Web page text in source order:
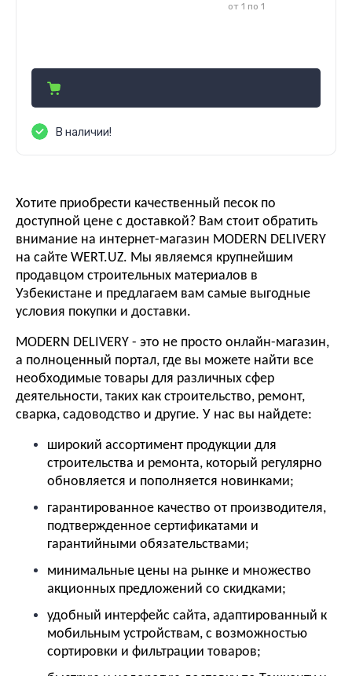
от 1 по 1
В наличии!
Хотите приобрести качественный песок по
доступной цене с доставкой? Вам стоит обратить
внимание на интернет-магазин MODERN DELIVERY
на сайте WERT.UZ. Мы являемся крупнейшим
продавцом строительных материалов в
Узбекистане и предлагаем вам самые выгодные
условия покупки и доставки.
MODERN DELIVERY - это не просто онлайн-магазин,
а полноценный портал, где вы можете найти все
необходимые товары для различных сфер
деятельности, таких как строительство, ремонт,
сварка, садоводство и другие. У нас вы найдете:
широкий ассортимент продукции для
строительства и ремонта, который регулярно
обновляется и пополняется новинками;
гарантированное качество от производителя,
подтвержденное сертификатами и
гарантийными обязательствами;
минимальные цены на рынке и множество
акционных предложений со скидками;
удобный интерфейс сайта, адаптированный к
мобильным устройствам, с возможностью
сортировки и фильтрации товаров;